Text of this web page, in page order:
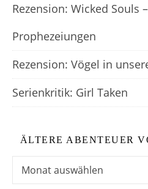
Rezension: Wicked Souls
Prophezeiungen
Rezension: Vögel in
Serienkritik: Girl Taken
ÄLTERE ABENTEUER